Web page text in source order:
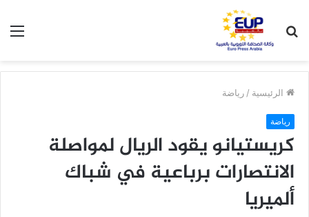
عن
الرئيسية / رياضة
رياضة
كريستيانو يقود الريال لمواصلة
الانتصارات برباعية في شباك
ألميريا